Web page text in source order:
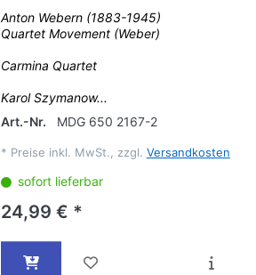
Anton Webern (1883-1945)
Quartet Movement (Weber)
Carmina Quartet
Karol Szymanow...
Art.-Nr.
MDG 650 2167-2
* Preise inkl. MwSt., zzgl. Versandkosten
sofort lieferbar
24,99 € *